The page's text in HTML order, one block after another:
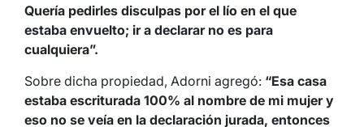
Quería pedirles disculpas por el lío en el que
estaba envuelto; ir a declarar no es para
cualquiera”.
Sobre dicha propiedad, Adorni agregó: “Esa casa
estaba escriturada 100% al nombre de mi mujer y
eso no se veía en la declaración jurada, entonces